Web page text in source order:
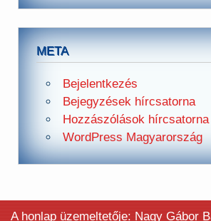
META
Bejelentkezés
Bejegyzések hírcsatorna
Hozzászólások hírcsatorna
WordPress Magyarország
A honlap üzemeltetője: Nagy Gábor